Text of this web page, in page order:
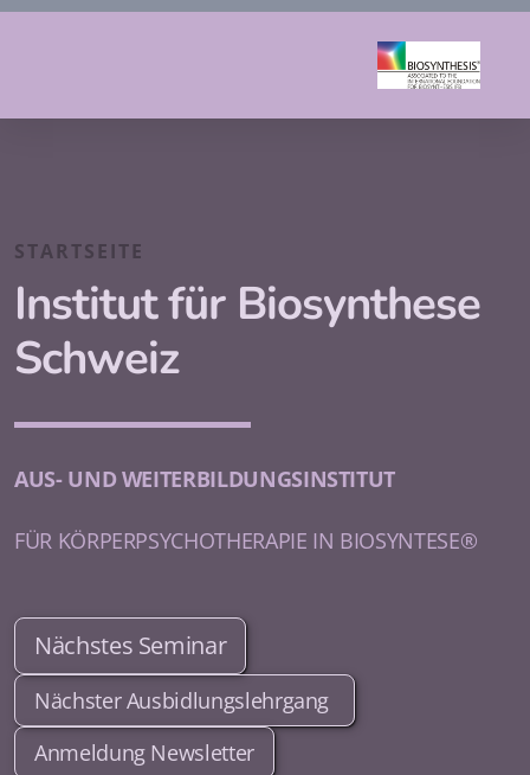
STARTSEITE
Institut für Biosynthese
Schweiz
AUS- UND WEITERBILDUNGSINSTITUT
FÜR KÖRPERPSYCHOTHERAPIE IN BIOSYNTESE®
Nächstes Seminar
Nächster Ausbidlungslehrgang
Anmeldung Newsletter